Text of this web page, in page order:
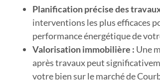
Planification précise des
interventions les plus efficaces
performance énergétique de
Valorisation immobilière : Une
après travaux peut
votre bien sur le marché de